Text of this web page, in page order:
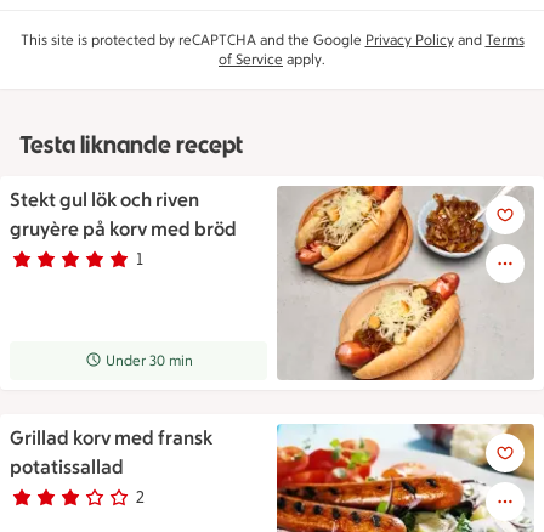
This site is protected by reCAPTCHA and the Google Privacy Policyand Terms
of Service apply.
Testa liknande recept
Stekt gul lök och riven
gruyère på korv med bröd
Betyg 5 av 5.
1
1 personer har röstat
Receptet tar Under 30 min att tillaga
Under 30 min
Korv i bröd toppad med
Grillad korv med fransk
potatissallad
Betyg 3 av 5.
2
2 personer har röstat
Grillad korv med fransk